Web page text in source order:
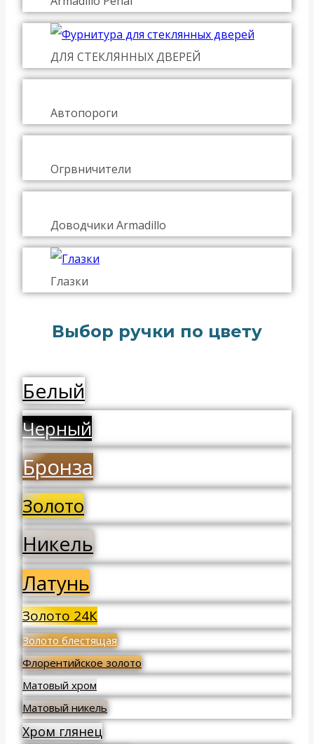
ДЛЯ СТЕКЛЯННЫХ ДВЕРЕЙ
Автопороги
Огрвничители
Доводчики Armadillo
Глазки
Выбор ручки по цвету
Белый
Черный
Бронза
Золото
Никель
Латунь
Золото 24К
Золото блестящая
Флорентийское золото
Матовый хром
Матовый никель
Хром глянец